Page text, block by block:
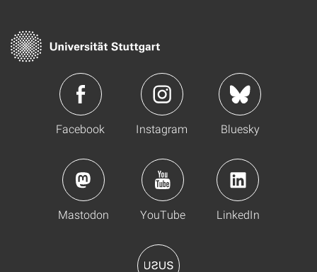
Facebook Instagram Bluesky
Mastodon YouTube LinkedIn